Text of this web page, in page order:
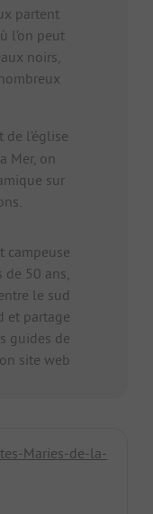
partent
l’on peut
noirs,
l’église
Mer, on
sur
campeuse
de 50 ans,
le sud
et partage
guides de
site web
Maries-de-la-